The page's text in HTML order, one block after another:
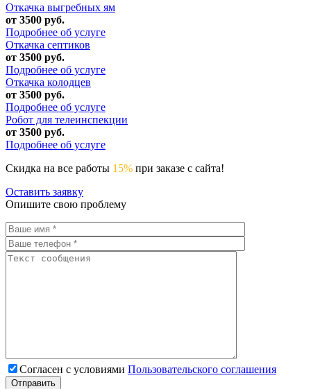
Откачка выгребных ям
от 3500 руб.
Подробнее об услуге
Откачка септиков
от 3500 руб.
Подробнее об услуге
Откачка колодцев
от 3500 руб.
Подробнее об услуге
Робот для телеинспекции
от 3500 руб.
Подробнее об услуге
Скидка на все работы 15% при заказе с сайта!
Оставить заявку
Опишите свою проблему
Согласен с условиями Пользовательского соглашения